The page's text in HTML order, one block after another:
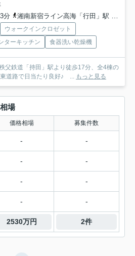
分
湘南新宿ライン高海「行田」駅 徒歩23分
ウォークインクロゼット
ターキッチン 食器洗い乾燥機
父鉄道「持田」駅より徒歩17分、全4棟の
道路で日当たり良好♪ ... もっと見る
場
価格相場 募集件数
- -
- -
- -
- -
2530万円 2件